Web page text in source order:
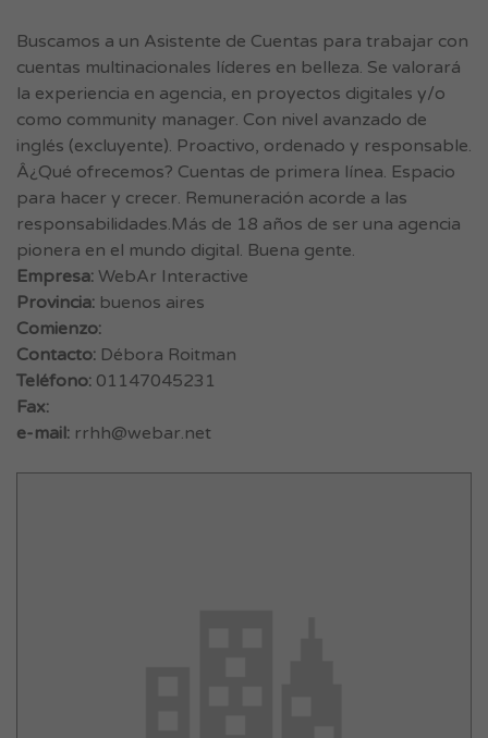
Buscamos a un Asistente de Cuentas para trabajar con
cuentas multinacionales líderes en belleza. Se valorará
la experiencia en agencia, en proyectos digitales y/o
como community manager. Con nivel avanzado de
inglés (excluyente). Proactivo, ordenado y responsable.
Â¿Qué ofrecemos? Cuentas de primera línea. Espacio
para hacer y crecer. Remuneración acorde a las
responsabilidades.Más de 18 años de ser una agencia
pionera en el mundo digital. Buena gente.
Empresa: WebAr Interactive
Provincia: buenos aires
Comienzo:
Contacto: Débora Roitman
Teléfono: 01147045231
Fax:
e-mail: rrhh@webar.net